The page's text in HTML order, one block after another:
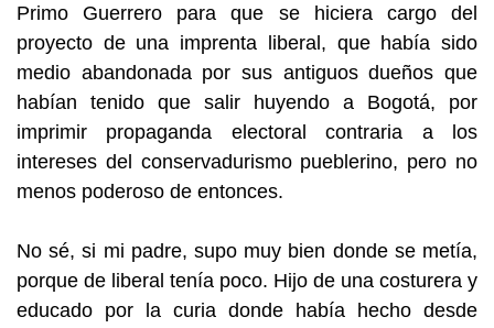
Primo Guerrero para que se hiciera cargo del
proyecto de una imprenta liberal, que había sido
medio abandonada por sus antiguos dueños que
habían tenido que salir huyendo a Bogotá, por
imprimir propaganda electoral contraria a los
intereses del conservadurismo pueblerino, pero no
menos poderoso de entonces.
No sé, si mi padre, supo muy bien donde se metía,
porque de liberal tenía poco. Hijo de una costurera y
educado por la curia donde había hecho desde